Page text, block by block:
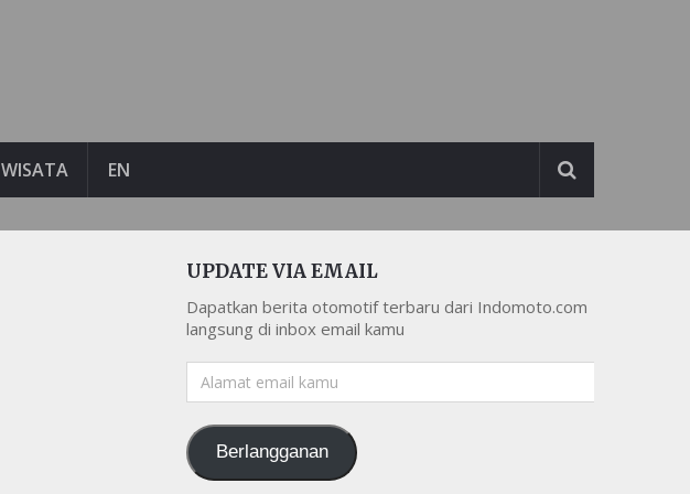
WISATA EN
UPDATE VIA EMAIL
Dapatkan berita otomotif terbaru dari Indomoto.com
langsung di inbox email kamu
Alamat
email
Berlangganan